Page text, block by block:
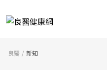
良醫 新知